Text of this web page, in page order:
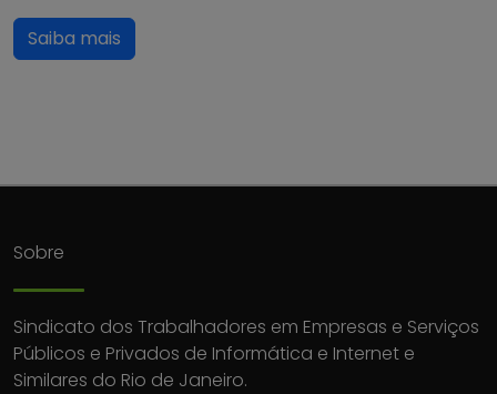
Saiba mais
Sobre
Sindicato dos Trabalhadores em Empresas e Serviços
Públicos e Privados de Informática e Internet e
Similares do Rio de Janeiro.